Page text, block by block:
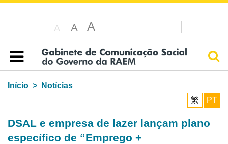
A A A
Índice
Início
Notícias
繁
PT
DSAL e empresa de lazer lançam plano
específico de “Emprego +